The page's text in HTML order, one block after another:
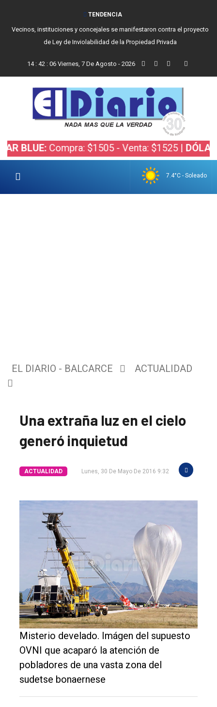
TENDENCIA
Vecinos, instituciones y concejales se manifestaron contra el proyecto
de Ley de Inviolabilidad de la Propiedad Privada
14: 42: 07 Viernes, 7 De Agosto - 2026
Compra: $1505 - Venta: $1525 | DÓLAR
7.4°C - Soleado
El
único
EL DIARIO - BALCARCE ACTUALIDAD
Una extraña luz en el cielo
generó inquietud
ACTUALIDAD Lunes, 30 De Mayo De 2016 9:32
Misterio develado. Imágen del supuesto
OVNI que acaparó la atención de
pobladores de una vasta zona del
sudetse bonaernese